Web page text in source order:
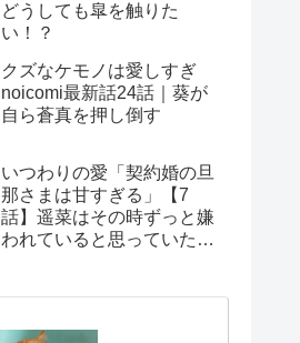
どうしても皐を触りた
い！？
クズなケモノは愛しすぎ
noicomi最新話24話｜葵が
自ら蒼真を押し倒す
いつわりの愛「契約婚の旦
那さまは甘すぎる」【7
話】遥菜はその時ずっと嫌
われていると思っていたの